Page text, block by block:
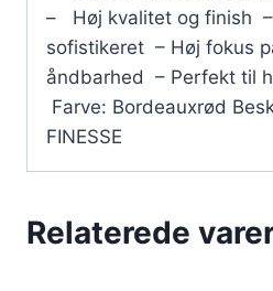
– Høj kvalitet og finish
sofistikeret – Høj fokus
åndbarhed – Perfekt til
Farve: Bordeauxrød
FINESSE
Relaterede